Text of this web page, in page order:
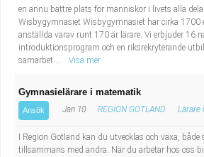
en ännu bättre plats för människor i livets alla
Wisbygymnasiet Wisbygymnasiet har cirka 1700
anställda varav runt 170 är lärare. Vi erbjuder 16
introduktionsprogram och en riksrekryterande
samarbet...
Visa mer
Gymnasielärare i matematik
Ansök Jan 10 REGION GOTLAND Lärare
I Region Gotland kan du utvecklas och växa,
tillsammans med andra. När du arbetar hos oss